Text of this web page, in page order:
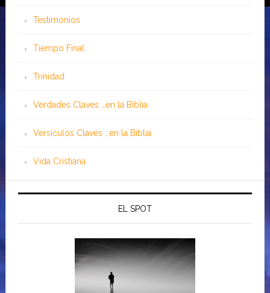
Testimonios
Tiempo Final
Trinidad
Verdades Claves …en la Biblia
Versículos Claves …en la Biblia
Vida Cristiana
EL SPOT